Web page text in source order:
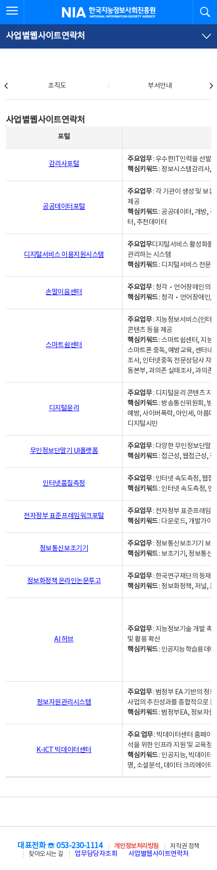
문
로
가
체
뉴
바
가
한국지능정보사회진흥원
사업별웹사이트연락처
조직도 부서안내
사업별웹사이트연락처
포털
감리사포털
주요업무: 우수한IT인력을 선발
핵심키워드: 정보시스템감리사,
공공데이터포털
주요업무: 각 기관이 생성 및 보
제공
핵심키워드: 공공데이터, 개방,
터, 추천데이터
디지털서비스 이용지원시스템
주요업무디지털서비스 활성화를
관리하는 시스템
핵심키워드: 디지털서비스 전문
손말이음센터
주요업무: 청각‧언어장애인의
핵심키워드: 청각‧언어장애인,
스마트쉼센터
주요업무: 지능정보서비스(인터
콘텐츠 등을 제공
핵심키워드: 스마트쉼센터, 지능
스마트폰 중독, 예방교육, 센터내
조사, 인터넷중독 전문상담사 자
동본부, 과의존 실태조사, 과의존
디지털윤리
주요업무: 디지털윤리 콘텐츠 지
핵심키워드: 방송통신위원회, 방
예방, 사이버폭력, 아인세, 아름
디지털시민
무인정보단말기 UI플랫폼
주요업무: 다양한 무인정보단말
핵심키워드: 접근성, 웹접근성,
인터넷품질측정
주요업무: 인터넷 속도측정, 웹접
핵심키워드: 인터넷 속도측정, 인
전자정부 표준프레임워크포털
주요업무: 전자정부 표준프레임
핵심키워드: 다운로드, 개발가이
정보통신보조기기
주요업무: 정보통신보조기기 보
핵심키워드: 보조기기, 정보통신
정보화정책 온라인논문투고
주요업무: 한국연구재단의 등재
핵심키워드: 정보화정책, 저널,
AI 허브
주요업무: 지능정보기술 개발 촉
및 활용 확산
핵심키워드: 인공지능 학습용 데
정보자원관리시스템
주요업무: 범정부 EA 기반의 정
사업의 추진성과를 종합적으로
핵심키워드: 범정부EA, 정보자
K-ICT 빅데이터센터
주요 업무: 빅데이터센터 홈페이
석을 위한 인프라 지원 및 교육정
핵심키워드: 인공지능, 빅데이터,
명, 소셜분석, 데이터 크리에이터
대표전화 ☏ 053-230-1114 개인정보처리방침
저작권 정책
찾아오시는 길
업무담당자조회 사업별웹사이트연락처